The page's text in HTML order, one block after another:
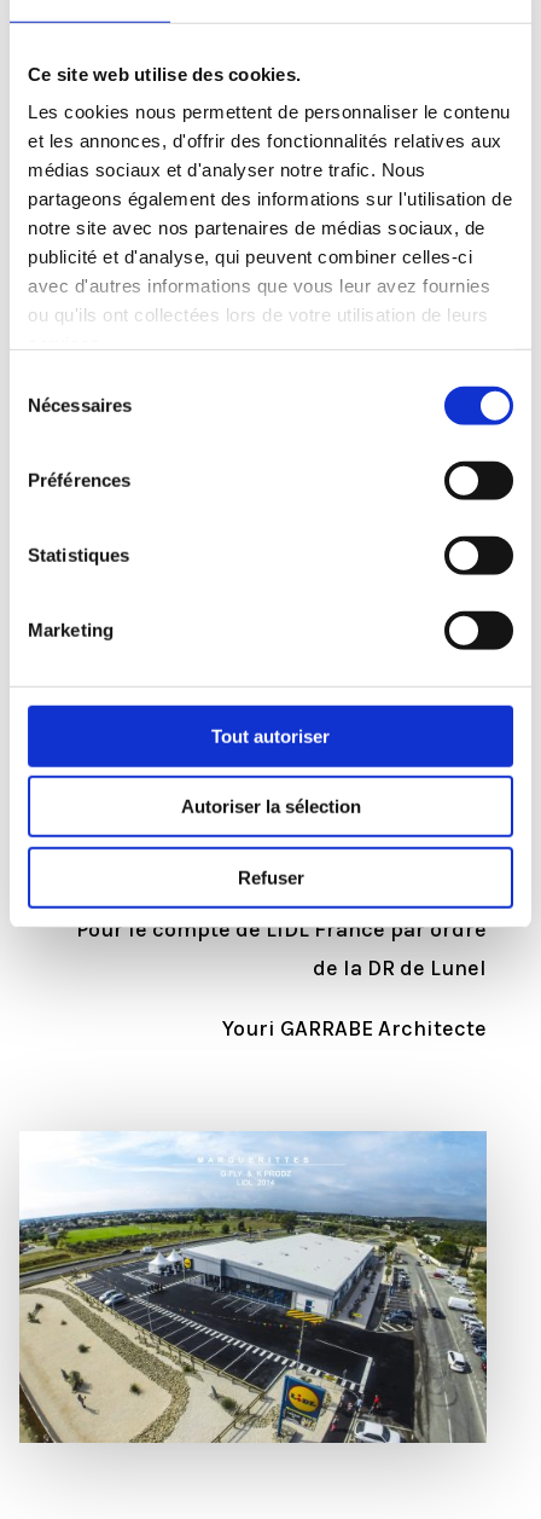
Ce site web utilise des cookies.
Les cookies nous permettent de personnaliser le contenu
et les annonces, d'offrir des fonctionnalités relatives aux
médias sociaux et d'analyser notre trafic. Nous
partageons également des informations sur l'utilisation de
notre site avec nos partenaires de médias sociaux, de
publicité et d'analyse, qui peuvent combiner celles-ci
avec d'autres informations que vous leur avez fournies
ou qu'ils ont collectées lors de votre utilisation de leurs
Nécessaires
Préférences
Statistiques
Marketing
Tout autoriser
Autoriser la sélection
Refuser
LIDL à Marguerittes
Objectifs principaux : Démolition de 2
bâtiments, renforcement de sol, création
suivant le nouveau cahier des charges et
aménagements extérieurs
Pour le compte de LIDL France par ordre
de la DR de Lunel
Youri GARRABE Architecte